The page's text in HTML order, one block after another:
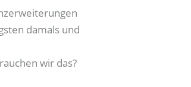
damals und
wir das?